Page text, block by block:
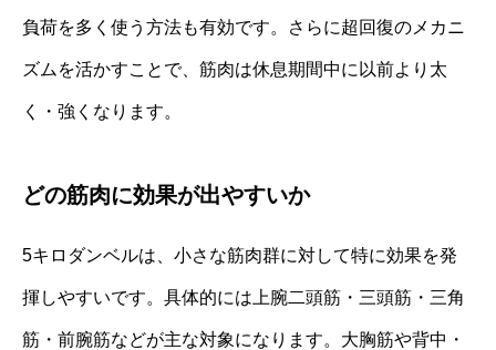
負荷を多く使う方法も有効です。さらに超回復のメカニ
ズムを活かすことで、筋肉は休息期間中に以前より太
く・強くなります。
どの筋肉に効果が出やすいか
5キロダンベルは、小さな筋肉群に対して特に効果を発
揮しやすいです。具体的には上腕二頭筋・三頭筋・三角
筋・前腕筋などが主な対象になります。大胸筋や背中・